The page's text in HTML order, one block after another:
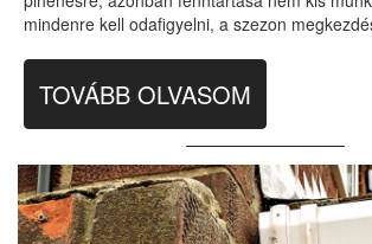
mindenre kell odafigyelni, a szezon
TOVÁBB OLVASOM